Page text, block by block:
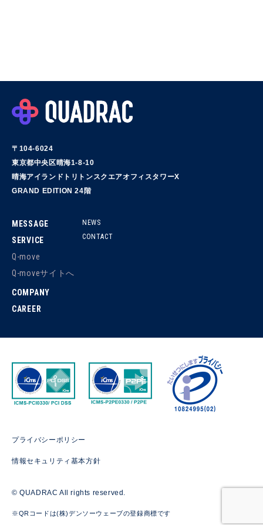
〒104-6024
東京都中央区晴海1-8-10
晴海アイランドトリトンスクエアオフィスタワーX
GRAND EDITION 24階
MESSAGE
SERVICE
Q-move
Q-moveサイトへ
COMPANY
CAREER
NEWS
CONTACT
プライバシーポリシー
情報セキュリティ基本方針
© QUADRAC All rights reserved.
※QRコードは(株)デンソーウェーブの登録商標です